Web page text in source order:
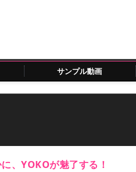
サンプル動画
、YOKOが魅了する！